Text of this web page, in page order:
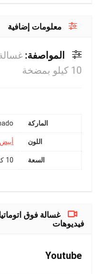
معلومات إضافية
المواصفة:
10 كيلو بمضخة
الماركة
اللون أبيض
السعة 10 كجم
فيديوهات
Youtube